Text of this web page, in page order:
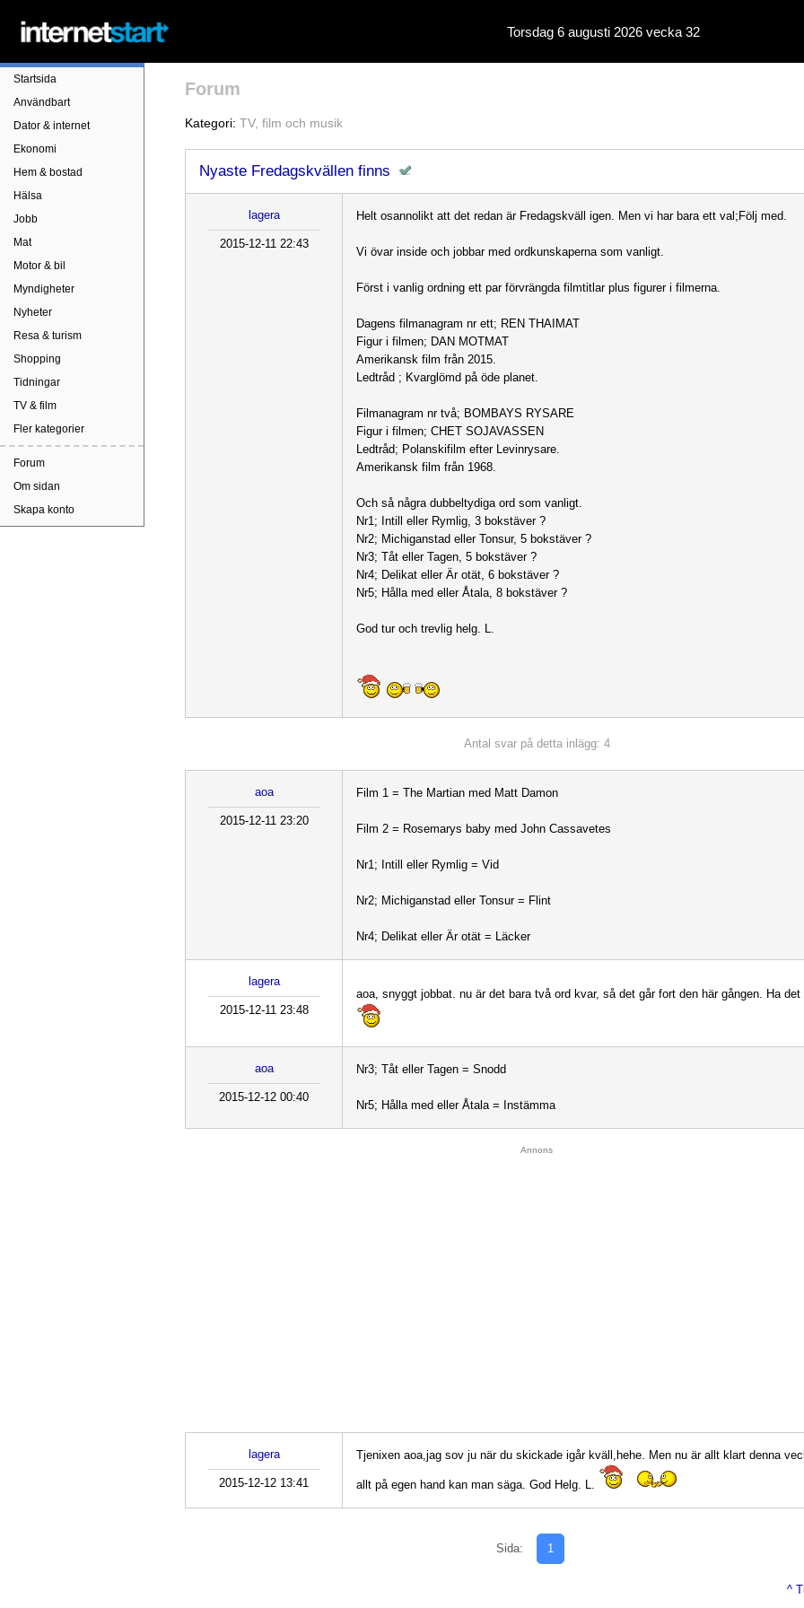
Torsdag 6 augusti 2026 vecka 32
Startsida
Användbart
Dator & internet
Ekonomi
Hem & bostad
Hälsa
Jobb
Mat
Motor & bil
Myndigheter
Nyheter
Resa & turism
Shopping
Tidningar
TV & film
Fler kategorier
Forum
Om sidan
Skapa konto
Forum
Kategori:TV, film och musik
Nyaste Fredagskvällen finns
lagera
2015-12-11 22:43
Helt osannolikt att det redan är Fredagskväll igen. Men vi har bara ett val;Följ med.
Vi övar inside och jobbar med ordkunskaperna som vanligt.
Först i vanlig ordning ett par förvrängda filmtitlar plus figurer i filmerna.
Dagens filmanagram nr ett; REN THAIMAT
Figur i filmen; DAN MOTMAT
Amerikansk film från 2015.
Ledtråd ; Kvarglömd på öde planet.
Filmanagram nr två; BOMBAYS RYSARE
Figur i filmen; CHET SOJAVASSEN
Ledtråd; Polanskifilm efter Levinrysare.
Amerikansk film från 1968.
Och så några dubbeltydiga ord som vanligt.
Nr1; Intill eller Rymlig, 3 bokstäver ?
Nr2; Michiganstad eller Tonsur, 5 bokstäver ?
Nr3; Tåt eller Tagen, 5 bokstäver ?
Nr4; Delikat eller Är otät, 6 bokstäver ?
Nr5; Hålla med eller Åtala, 8 bokstäver ?
God tur och trevlig helg. L.
Antal svar på detta inlägg: 4
aoa
2015-12-11 23:20
Film 1 = The Martian med Matt Damon
Film 2 = Rosemarys baby med John Cassavetes
Nr1; Intill eller Rymlig = Vid
Nr2; Michiganstad eller Tonsur = Flint
Nr4; Delikat eller Är otät = Läcker
lagera
2015-12-11 23:48
aoa, snyggt jobbat. nu är det bara två ord kvar, så det går fort den här gången. Ha det
aoa
2015-12-12 00:40
Nr3; Tåt eller Tagen = Snodd
Nr5; Hålla med eller Åtala = Instämma
Annons
lagera
2015-12-12 13:41
Tjenixen aoa,jag sov ju när du skickade igår kväll,hehe. Men nu är allt klart denna
allt på egen hand kan man säga. God Helg. L.
Sida: 1
^